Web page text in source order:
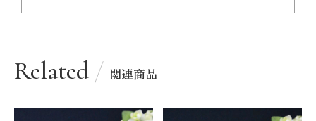
Related 関連商品